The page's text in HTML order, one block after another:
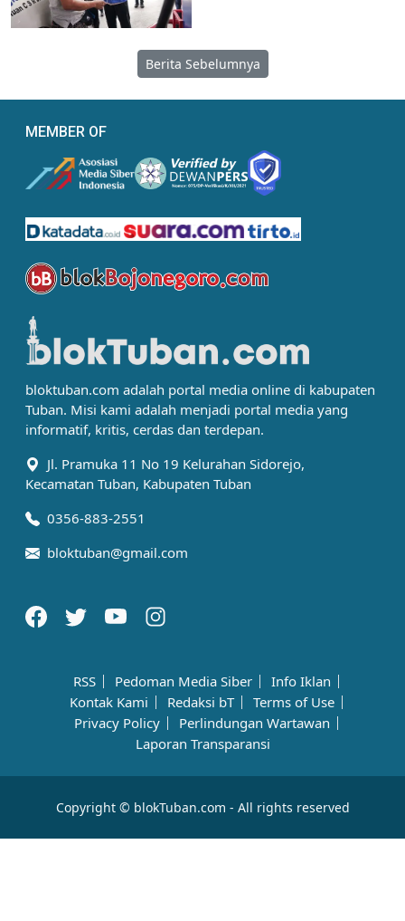
Berita Sebelumnya
MEMBER OF
bloktuban.com adalah portal media online di kabupaten
Tuban. Misi kami adalah menjadi portal media yang
informatif, kritis, cerdas dan terdepan.
Jl. Pramuka 11 No 19 Kelurahan Sidorejo,
Kecamatan Tuban, Kabupaten Tuban
0356-883-2551
bloktuban@gmail.com
RSS Pedoman Media Siber
Info Iklan
Kontak Kami
Redaksi bT
Terms of Use
Privacy Policy
Perlindungan Wartawan
Laporan Transparansi
Copyright © blokTuban.com - All rights reserved